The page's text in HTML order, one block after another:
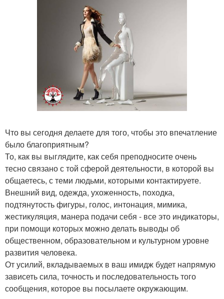
Что вы сегодня делаете для того, чтобы это впечатление
было благоприятным?
То, как вы выглядите, как себя преподносите очень
тесно связано с той сферой деятельности, в которой вы
общаетесь, с теми людьми, которыми контактируете.
Внешний вид, одежда, ухоженность, походка,
подтянутость фигуры, голос, интонация, мимика,
жестикуляция, манера подачи себя - все это индикаторы,
при помощи которых можно делать выводы об
общественном, образовательном и культурном уровне
развития человека.
От усилий, вкладываемых в ваш имидж будет напрямую
зависеть сила, точность и последовательность того
сообщения, которое вы посылаете окружающим.